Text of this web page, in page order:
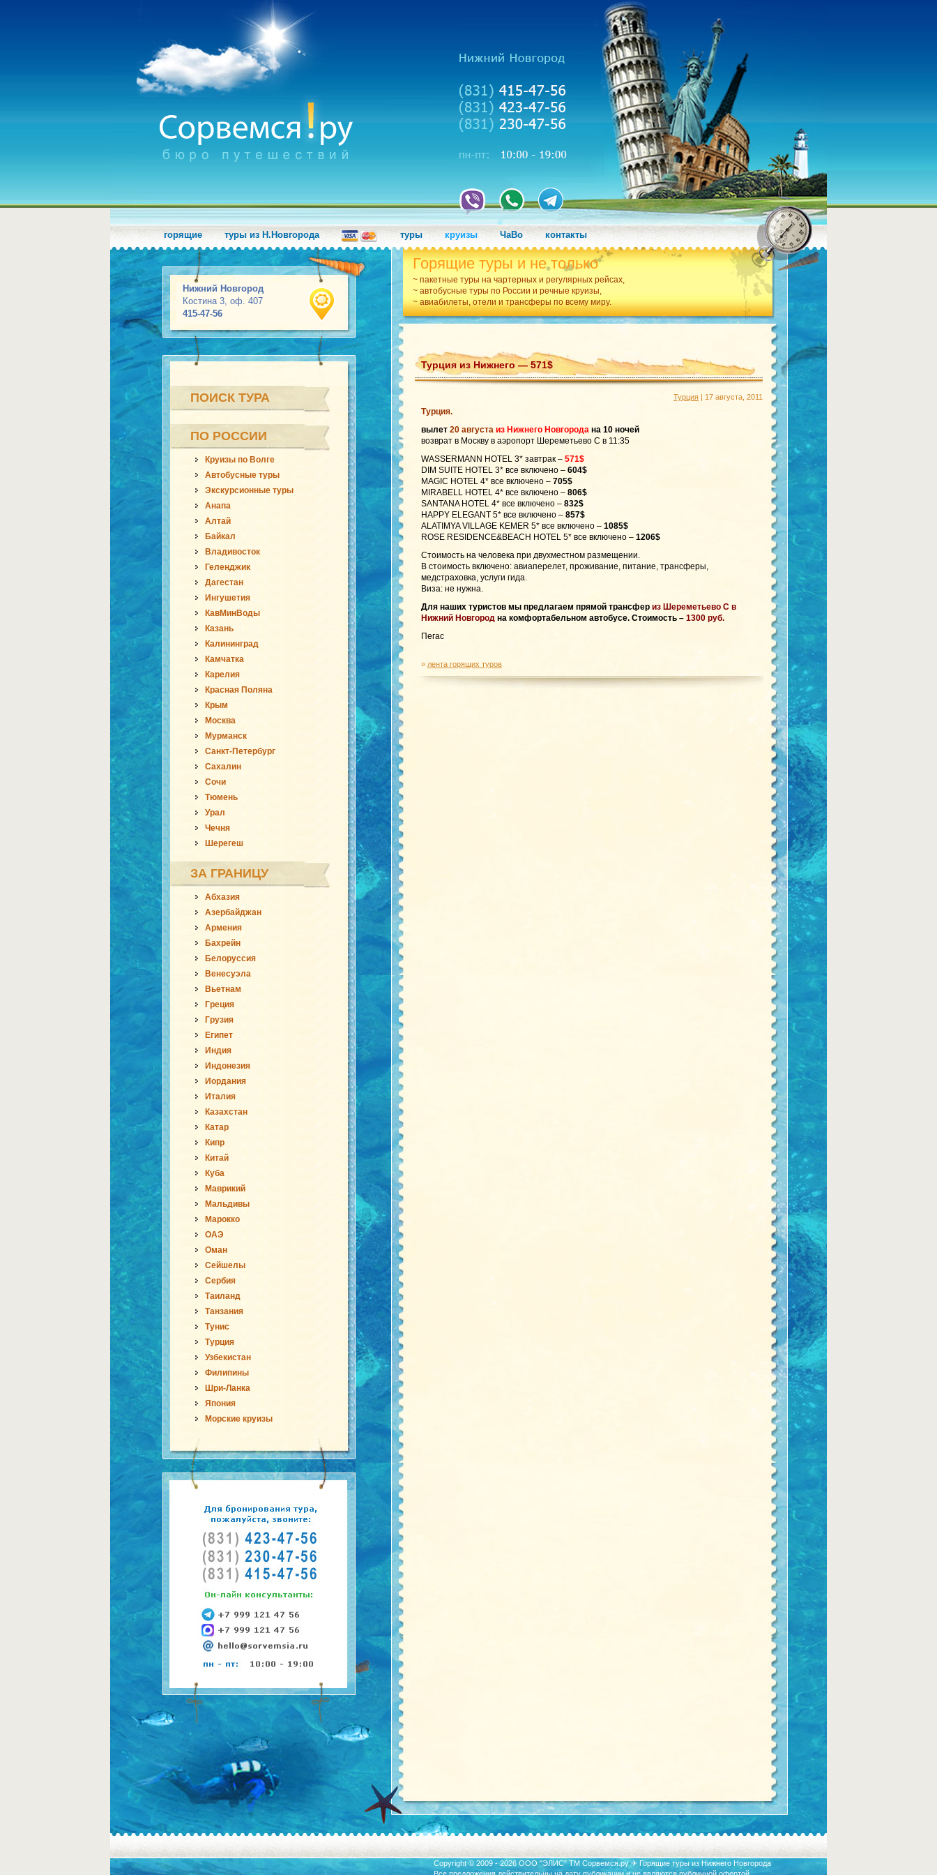
горящие туры из Н.Новгорода туры круизы ЧаВо контакты
Нижний Новгород
Костина 3, оф. 407
415-47-56
Горящие туры и не только
~ пакетные туры на чартерных и регулярных рейсах,
~ автобусные туры по России и речные круизы,
~ авиабилеты, отели и трансферы по всему миру.
ПОИСК ТУРА
ПО РОССИИ
Круизы по Волге
Автобусные туры
Экскурсионные туры
Анапа
Алтай
Байкал
Владивосток
Геленджик
Дагестан
Ингушетия
КавМинВоды
Казань
Калининград
Камчатка
Карелия
Красная Поляна
Крым
Москва
Мурманск
Санкт-Петербург
Сахалин
Сочи
Тюмень
Урал
Чечня
Шерегеш
ЗА ГРАНИЦУ
Абхазия
Азербайджан
Армения
Бахрейн
Белоруссия
Венесуэла
Вьетнам
Греция
Грузия
Египет
Индия
Индонезия
Иордания
Италия
Казахстан
Катар
Кипр
Китай
Куба
Маврикий
Мальдивы
Марокко
ОАЭ
Оман
Сейшелы
Сербия
Таиланд
Танзания
Тунис
Турция
Узбекистан
Филипины
Шри-Ланка
Япония
Морские круизы
Турция из Нижнего — 571$
Турция | 17 августа, 2011
Турция.
вылет 20 августа из Нижнего Новгорода на 10 ночей
возврат в Москву в аэропорт Шереметьево С в 11:35
WASSERMANN HOTEL 3* завтрак – 571$
DIM SUITE HOTEL 3* все включено – 604$
MAGIC HOTEL 4* все включено – 705$
MIRABELL HOTEL 4* все включено – 806$
SANTANA HOTEL 4* все включено – 832$
HAPPY ELEGANT 5* все включено – 857$
ALATIMYA VILLAGE KEMER 5* все включено – 1085$
ROSE RESIDENCE&BEACH HOTEL 5* все включено – 1206$
Стоимость на человека при двухместном размещении.
В стоимость включено: авиаперелет, проживание, питание, трансферы,
медстраховка, услуги гида.
Виза: не нужна.
Для наших туристов мы предлагаем прямой трансфер из Шереметьево С в
Нижний Новгород на комфортабельном автобусе. Стоимость – 1300 руб.
Пегас
» лента горящих туров
Copyright © 2009 - 2026 ООО "ЭЛИС" ТМ Сорвемся.ру ✈ Горящие туры из Нижнего Новгорода